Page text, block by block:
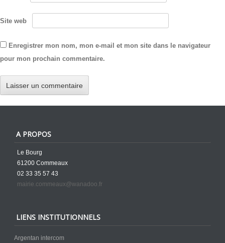
Site web
Enregistrer mon nom, mon e-mail et mon site dans le navigateur
pour mon prochain commentaire.
A PROPOS
Le Bourg
61200 Commeaux
02 33 35 57 43
mairie.commeaux@wanadoo.fr
LIENS INSTITUTIONNELS
Argentan intercom